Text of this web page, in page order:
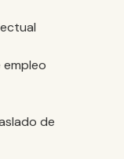
empleo
de